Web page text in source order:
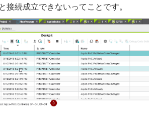
接続成立できないってことです。